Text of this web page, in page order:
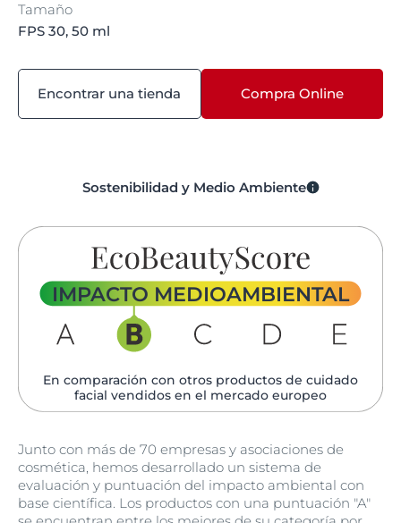
Tamaño
FPS 30, 50 ml
Encontrar una tienda Compra Online
Sostenibilidad y Medio Ambiente
IMPACTO MEDIOAMBIENTAL
En comparación con otros productos de cuidado
facial vendidos en el mercado europeo
Junto con más de 70 empresas y asociaciones de
cosmética, hemos desarrollado un sistema de
evaluación y puntuación del impacto ambiental con
base científica. Los productos con una puntuación "A"